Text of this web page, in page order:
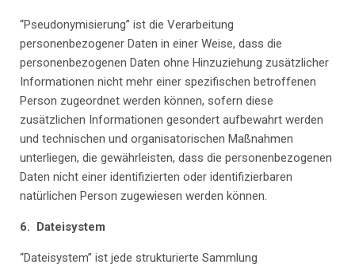
“Pseudonymisierung” ist die Verarbeitung
personenbezogener Daten in einer Weise, dass die
personenbezogenen Daten ohne Hinzuziehung zusätzlicher
Informationen nicht mehr einer spezifischen betroffenen
Person zugeordnet werden können, sofern diese
zusätzlichen Informationen gesondert aufbewahrt werden
und technischen und organisatorischen Maßnahmen
unterliegen, die gewährleisten, dass die personenbezogenen
Daten nicht einer identifizierten oder identifizierbaren
natürlichen Person zugewiesen werden können.
6. Dateisystem
“Dateisystem” ist jede strukturierte Sammlung